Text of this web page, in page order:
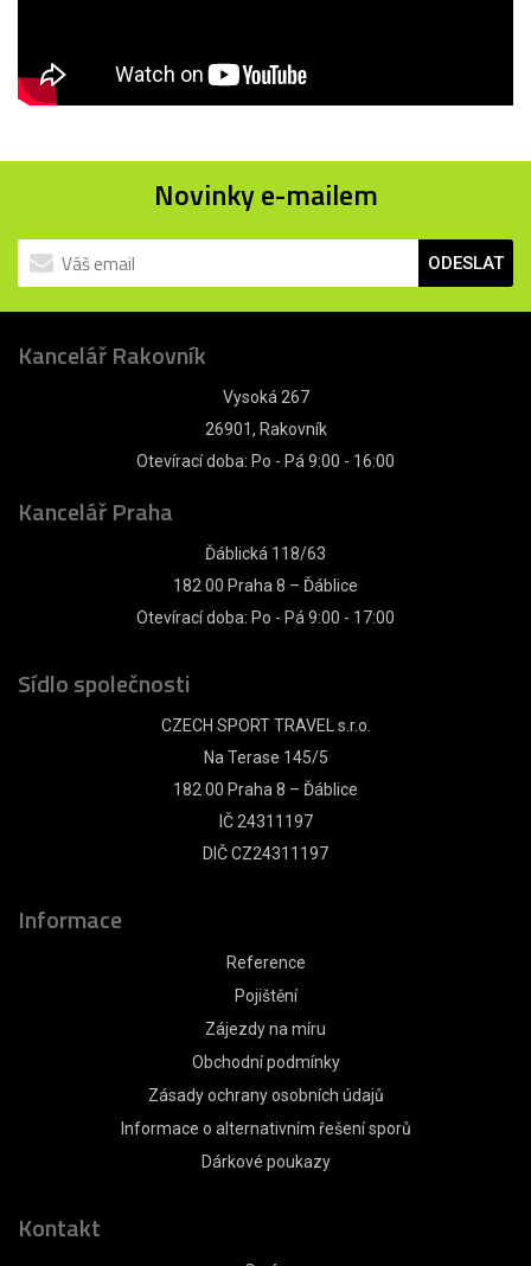
Novinky e-mailem
ODESLAT
Kancelář Rakovník
Vysoká 267
26901, Rakovník
Otevírací doba: Po - Pá 9:00 - 16:00
Kancelář Praha
Ďáblická 118/63
182 00 Praha 8 – Ďáblice
Otevírací doba: Po - Pá 9:00 - 17:00
Sídlo společnosti
CZECH SPORT TRAVEL s.r.o.
Na Terase 145/5
182 00 Praha 8 – Ďáblice
IČ 24311197
DIČ CZ24311197
Informace
Reference
Pojištění
Zájezdy na míru
Obchodní podmínky
Zásady ochrany osobních údajů
Informace o alternativním řešení sporů
Dárkové poukazy
Kontakt